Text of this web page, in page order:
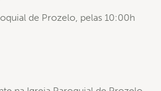
de Prozelo, pelas 10:00h